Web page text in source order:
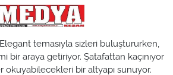
temasıyla sizleri buluştururken,
bir araya getiriyor. Şatafattan kaçınıyor
okuyabilecekleri bir altyapı sunuyor.